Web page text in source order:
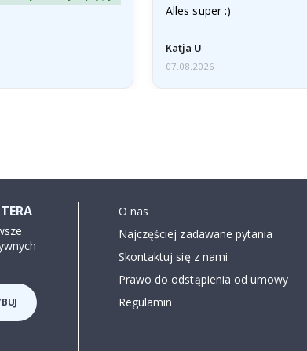
Alles super :)
Katja U
07.08.2026
O nas
Najczęściej zadawane pytania
Skontaktuj się z nami
Prawo do odstąpienia od umowy
Regulamin